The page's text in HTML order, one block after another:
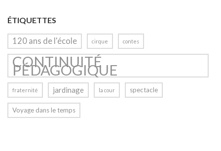
ÉTIQUETTES
120 ans de l'école cirque contes
CONTINUITÉ
PÉDAGOGIQUE
fraternité jardinage la cour spectacle
Voyage dans le temps